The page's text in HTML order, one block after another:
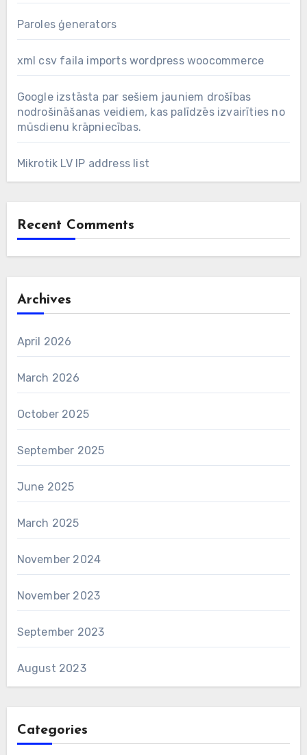
Paroles ģenerators
xml csv faila imports wordpress woocommerce
Google izstāsta par sešiem jauniem drošības
nodrošināšanas veidiem, kas palīdzēs izvairīties no
mūsdienu krāpniecības.
Mikrotik LV IP address list
Recent Comments
Archives
April 2026
March 2026
October 2025
September 2025
June 2025
March 2025
November 2024
November 2023
September 2023
August 2023
Categories